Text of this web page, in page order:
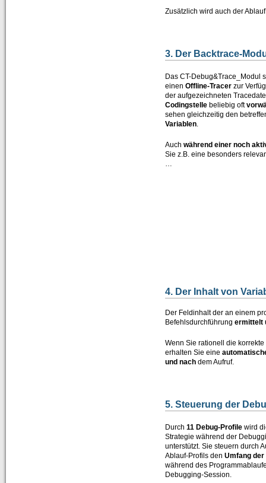
Zusätzlich wird auch der
3. Der Backtrace-
Das CT-Debug&Trace_Modul
einen Offline-Tracerzur
der aufgezeichneten
Codingstellebeliebig oft
sehen gleichzeitig den
Variablen.
Auch während einer noch
Sie z.B. eine besonders
…
4. Der Inhalt von
Der Feldinhalt der an einem
Befehlsdurchführung ermittelt
Wenn Sie rationell die
erhalten Sie eine
und nachdem Aufruf.
5. Steuerung der
Durch 11 Debug-Profilewird
Strategie während der
unterstützt. Sie steuern durch
Ablauf-Profils den Umfang
während des
Debugging-Session.